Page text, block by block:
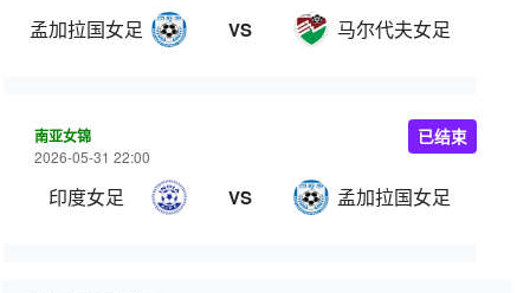
孟加拉国女足 VS 马尔代夫女足
南亚女锦
2026-05-31 22:00
印度女足 VS 孟加拉国女足
已结束